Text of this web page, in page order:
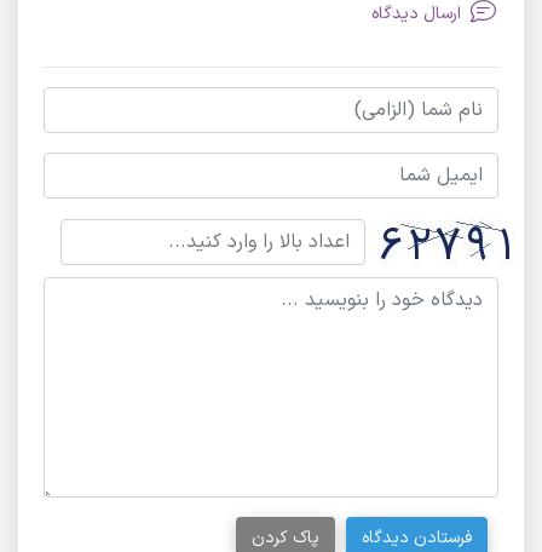
ارسال دیدگاه
فرستادن دیدگاه پاک کردن